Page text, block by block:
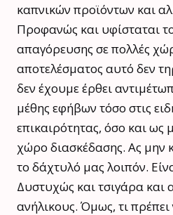
καπνικών προϊόντων και
Προφανώς και υφίσταται
απαγόρευσης σε πολλές
αποτελέσματος αυτό δεν
δεν έχουμε έρθει
μέθης εφήβων τόσο στις
επικαιρότητας, όσο και ως
χώρο διασκέδασης. Ας
το δάχτυλό μας λοιπόν.
Δυστυχώς και τσιγάρα και
ανήλικους. Όμως, τι πρέπει